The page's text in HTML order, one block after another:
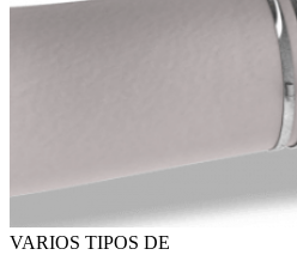
VARIOS TIPOS DE